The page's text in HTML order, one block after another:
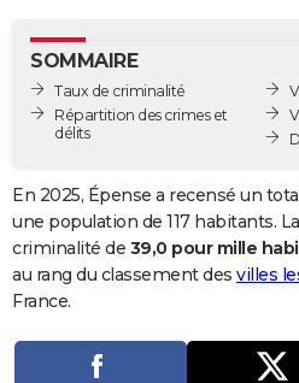
GUIDES D'ACHAT
BONS PLANS
Carte de Noël
Carte Bonne année
Carte Saint-Valentin
Carte Pâques
Carte d'anniversaire
DICTIONNAIRE
Dictionnaire
Biographies
Citations
Expressions
Proverbes
PROGRAMME TV
Se connecter
Entreprises
Service militaire
Avis de recherche
AVIS DE DÉCÈS
SOMMAIRE
Taux de criminalité
Répartition des crimes et
délits
En 2025, Épense a recensé un
une population de 117 habitants.
criminalité de 39,0 pour mille
au rang du classement des villes
France.